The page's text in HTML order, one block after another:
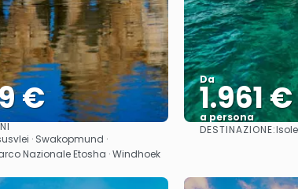
€
Vedere
· Swakopmund ·
Nazionale Etosha · Windhoek
Da
1.961 €
a persona
DESTINAZIONE: